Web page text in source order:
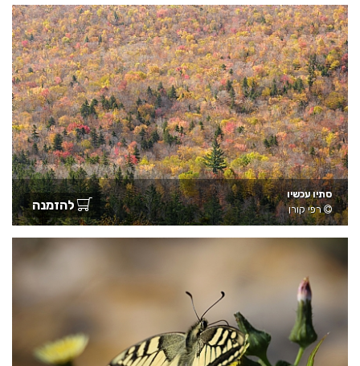
סתיו עכשיו
רפי קורן
להזמנה